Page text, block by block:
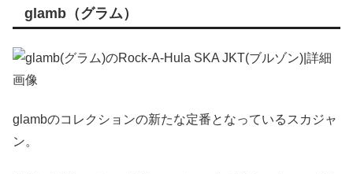
glamb（グラム）
glambのコレクションの新たな定番となっているスカジャ
ン。